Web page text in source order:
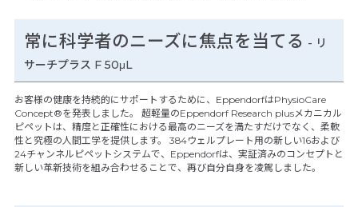
常に科学者のニーズに焦点を当てる - リ
サーチプラス F 50μL
お客様の健康を持続的にサポートするために、EppendorfはPhysioCare
Concept®を発表しました。 超軽量のEppendorf Research plusメカニカル
ピペットは、精度と正確性における最高のニーズを満たすだけでなく、柔軟
性と究極の人間工学を提供します。 384ウェルプレート用の新しい16および
24チャンネルピペットシステムで、Eppendorfは、実証済みのコンセプトと
新しい革新技術を組み合わせることで、再び自分自身を凌駕しました。